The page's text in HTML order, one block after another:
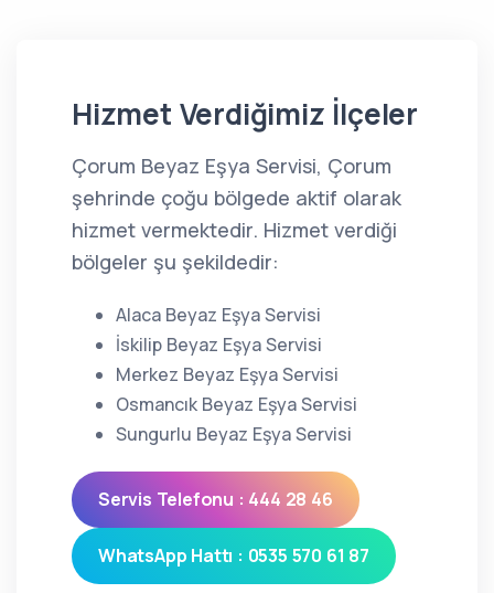
Hizmet Verdiğimiz İlçeler
Çorum Beyaz Eşya Servisi, Çorum
şehrinde çoğu bölgede aktif olarak
hizmet vermektedir. Hizmet verdiği
bölgeler şu şekildedir:
Alaca Beyaz Eşya Servisi
İskilip Beyaz Eşya Servisi
Merkez Beyaz Eşya Servisi
Osmancık Beyaz Eşya Servisi
Sungurlu Beyaz Eşya Servisi
Servis Telefonu : 444 28 46
WhatsApp Hattı : 0535 570 61 87